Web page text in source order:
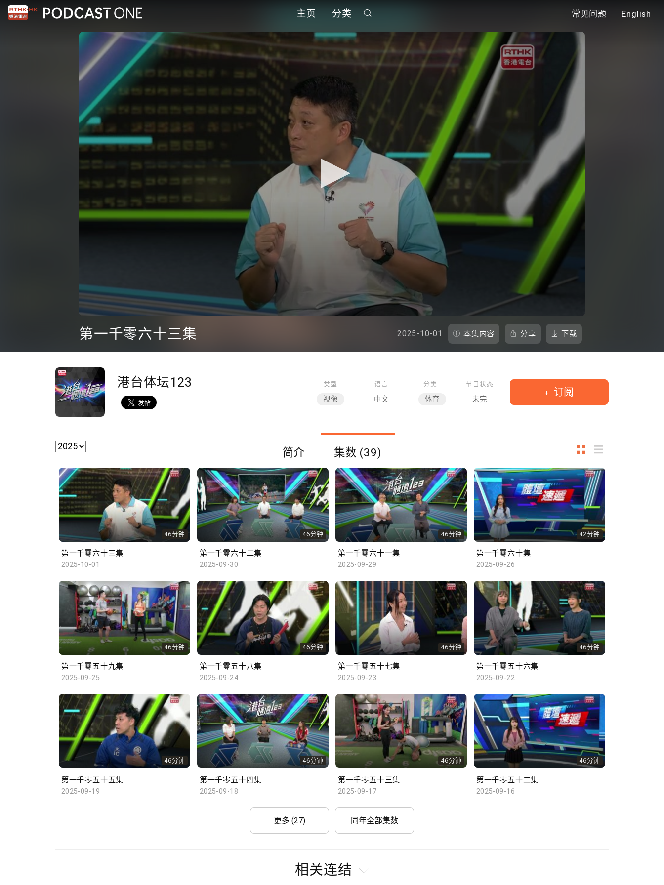
主页 分类 常见问题 English
seconds
of
46
minutes,
seconds
第一千零六十三集 2025-10-01 本集内容 分享 下载
港台体坛123 类型
视像
语言
中文
分类
体育
节目状态
未完
订阅
简介 集数 (39)
46分钟
第一千零六十三集
2025-10-01
46分钟
第一千零六十二集
2025-09-30
46分钟
第一千零六十一集
2025-09-29
42分钟
第一千零六十集
2025-09-26
46分钟
第一千零五十九集
2025-09-25
46分钟
第一千零五十八集
2025-09-24
46分钟
第一千零五十七集
2025-09-23
46分钟
第一千零五十六集
2025-09-22
46分钟
第一千零五十五集
2025-09-19
46分钟
第一千零五十四集
2025-09-18
46分钟
第一千零五十三集
2025-09-17
46分钟
第一千零五十二集
2025-09-16
更多 (27) 同年全部集数
相关连结